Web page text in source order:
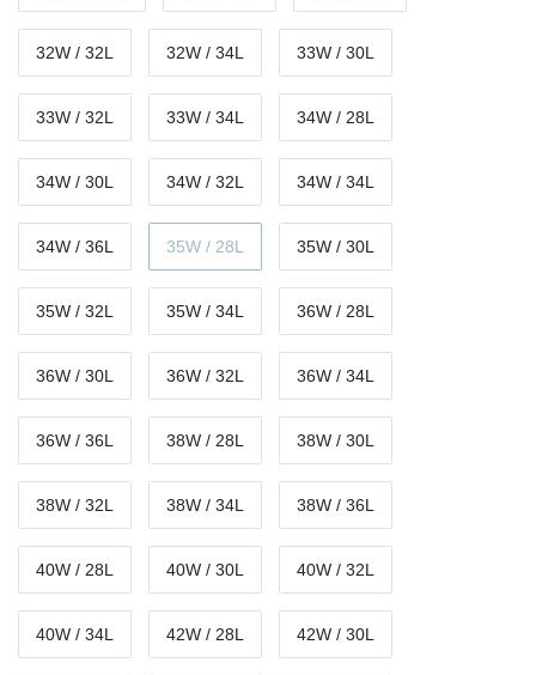
32W / 32L 32W / 34L 33W / 30L
33W / 32L 33W / 34L 34W / 28L
34W / 30L 34W / 32L 34W / 34L
34W / 36L 35W / 28L 35W / 30L
35W / 32L 35W / 34L 36W / 28L
36W / 30L 36W / 32L 36W / 34L
36W / 36L 38W / 28L 38W / 30L
38W / 32L 38W / 34L 38W / 36L
40W / 28L 40W / 30L 40W / 32L
40W / 34L 42W / 28L 42W / 30L